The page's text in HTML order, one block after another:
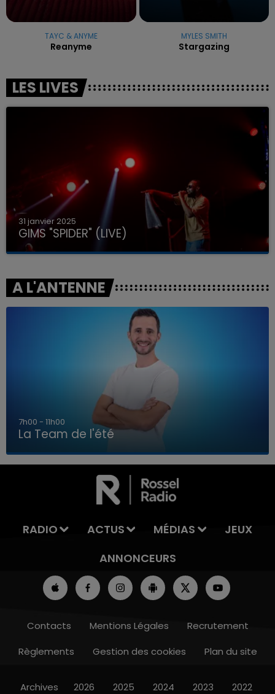
LA TEAM DE L'ÉTÉ
TAYC & ANYME
Reanyme
MYLES SMITH
Stargazing
LES LIVES
31 janvier 2025
GIMS "SPIDER" (LIVE)
A L'ANTENNE
7h00 - 11h00
La Team de l'été
RADIO ACTUS MÉDIAS
JEUX
ANNONCEURS
Contacts Mentions Légales
Recrutement
Règlements
Gestion des cookies Plan du site
Archives 2026 2025 2024 2023 2022